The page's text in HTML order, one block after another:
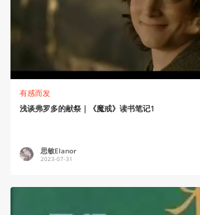
有感而发
浅谈弗罗多的献祭｜《魔戒》读书笔记1
思敏Elanor
2023-07-31